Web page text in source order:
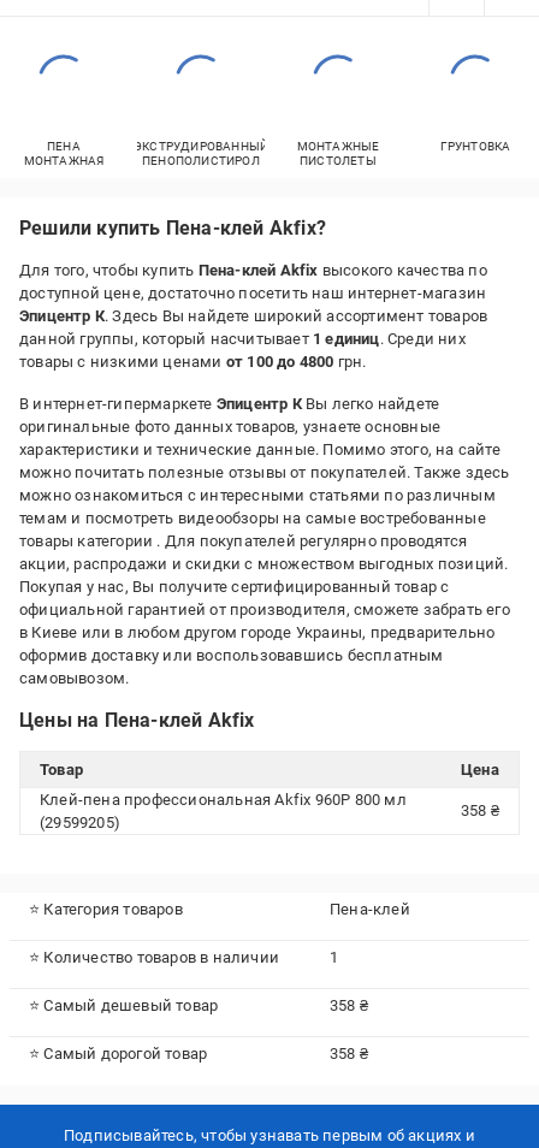
ПЕНА
МОНТАЖНАЯ
ЭКСТРУДИРОВАННЫЙ
ПЕНОПОЛИСТИРОЛ
МОНТАЖНЫЕ
ПИСТОЛЕТЫ
ГРУНТОВКА
Решили купить Пена-клей Akfix?
Для того, чтобы купить Пена-клей Akfix высокого качества по
доступной цене, достаточно посетить наш интернет-магазин
Эпицентр К. Здесь Вы найдете широкий ассортимент товаров
данной группы, который насчитывает 1 единиц. Среди них
товары с низкими ценами от 100 до 4800 грн.
В интернет-гипермаркете Эпицентр КВы легко найдете
оригинальные фото данных товаров, узнаете основные
характеристики и технические данные. Помимо этого, на сайте
можно почитать полезные отзывы от покупателей. Также здесь
можно ознакомиться с интересными статьями по различным
темам и посмотреть видеообзоры на самые востребованные
товары категории . Для покупателей регулярно проводятся
акции, распродажи и скидки с множеством выгодных позиций.
Покупая у нас, Вы получите сертифицированный товар с
официальной гарантией от производителя, сможете забрать его
в Киеве или в любом другом городе Украины, предварительно
оформив доставку или воспользовавшись бесплатным
самовывозом.
Цены на Пена-клей Akfix
Товар
Цена
Клей-пена профессиональная Akfix 960Р 800 мл
(29599205)
358 ₴
⭐ Категория товаров Пена-клей
⭐ Количество товаров в наличии 1
⭐ Самый дешевый товар 358 ₴
⭐ Самый дорогой товар 358 ₴
Подписывайтесь, чтобы узнавать первым об акцияx и